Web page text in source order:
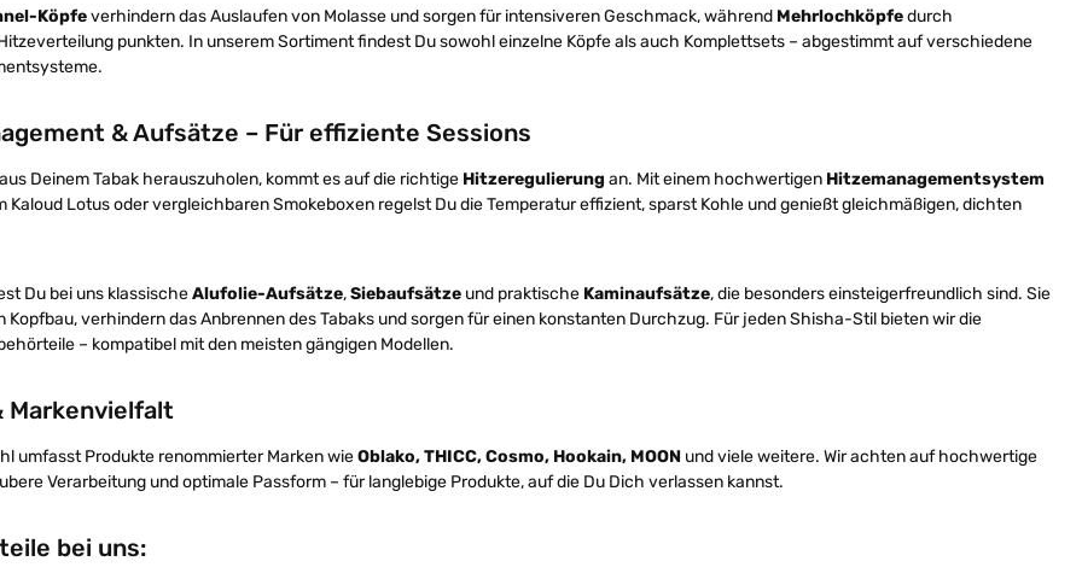
Köpfeverhindern das Auslaufen von Molasse und sorgen für intensiveren Geschmack, während Mehrlochköpfedurch
punkten. In unserem Sortiment findest Du sowohl einzelne Köpfe als auch Komplettsets – abgestimmt auf verschiedene
& Aufsätze – Für effiziente Sessions
Deinem Tabak herauszuholen, kommt es auf die richtige Hitzeregulierung an. Mit einem hochwertigen Hitzemanagementsystem
Kaloud Lotus oder vergleichbaren Smokeboxen regelst Du die Temperatur effizient, sparst Kohle und genießt gleichmäßigen, dichten
Du bei uns klassischeAlufolie-Aufsätze,Siebaufsätze und praktische Kaminaufsätze, die besonders einsteigerfreundlich sind. Sie
Kopfbau, verhindern das Anbrennen des Tabaks und sorgen für einen konstanten Durchzug. Für jeden Shisha-Stil bieten wir die
– kompatibel mit den meisten gängigen Modellen.
Markenvielfalt
umfasst Produkte renommierter Marken wieOblako, THICC, Cosmo, Hookain, MOON und viele weitere. Wir achten auf hochwertige
Verarbeitung und optimale Passform – für langlebige Produkte, auf die Du Dich verlassen kannst.
bei uns: